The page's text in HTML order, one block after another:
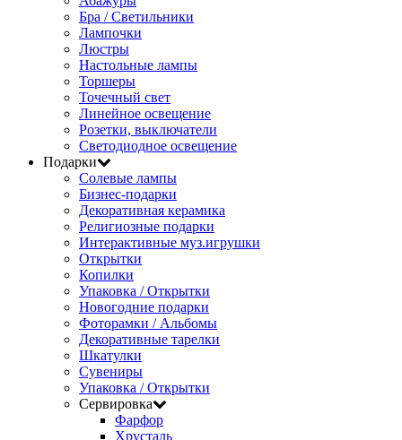
Бра / Светильники
Лампочки
Люстры
Настольные лампы
Торшеры
Точечный свет
Линейное освещение
Розетки, выключатели
Светодиодное освещение
Подарки
Солевые лампы
Бизнес-подарки
Декоративная керамика
Религиозные подарки
Интерактивные муз.игрушки
Открытки
Копилки
Упаковка / Открытки
Новогодние подарки
Фоторамки / Альбомы
Декоративные тарелки
Шкатулки
Сувениры
Упаковка / Открытки
Сервировка
Фарфор
Хрусталь